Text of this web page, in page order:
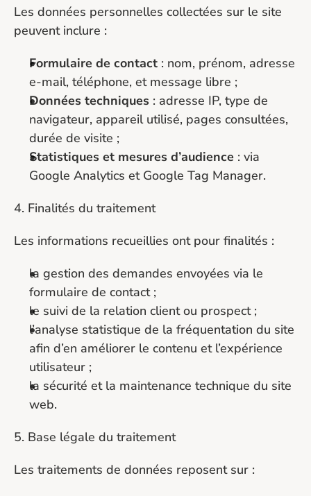
Les données personnelles collectées sur le site
peuvent inclure :
Formulaire de contact : nom, prénom, adresse
e-mail, téléphone, et message libre ;
Données techniques : adresse IP, type de
navigateur, appareil utilisé, pages consultées,
durée de visite ;
Statistiques et mesures d’audience : via
Google Analytics et Google Tag Manager.
4. Finalités du traitement
Les informations recueillies ont pour finalités :
la gestion des demandes envoyées via le
formulaire de contact ;
le suivi de la relation client ou prospect ;
l’analyse statistique de la fréquentation du site
afin d’en améliorer le contenu et l’expérience
utilisateur ;
la sécurité et la maintenance technique du site
web.
5. Base légale du traitement
Les traitements de données reposent sur :